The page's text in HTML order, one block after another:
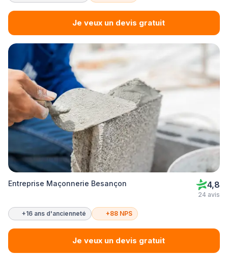
Je veux un devis gratuit
Entreprise Maçonnerie Besançon 4,8
24 avis
+16 ans d'ancienneté +88 NPS
Je veux un devis gratuit